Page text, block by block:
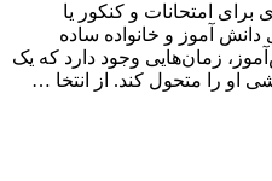
برای امتحانات و کنکور یا
آموز و خانواده ساده
زمان‌هایی وجود دارد که یک
او را متحول کند. از انتخا …